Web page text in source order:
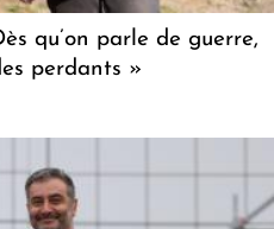
qu’on parle de guerre,
perdants »